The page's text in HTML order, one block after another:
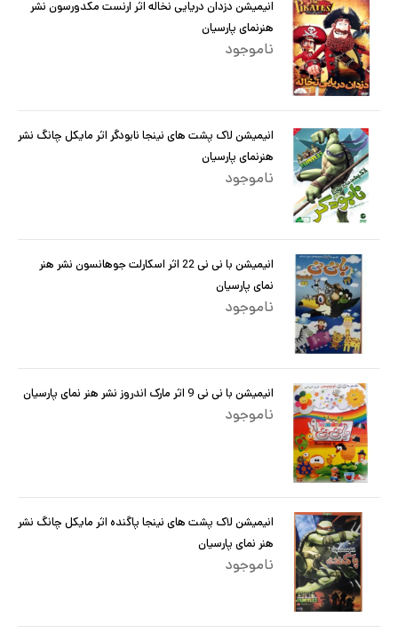
انیمیشن دزدان دریایی نخاله اثر ارنست مکدورسون نشر
هنرنمای پارسیان
ناموجود
انیمیشن لاک پشت های نینجا نابودگر اثر مایکل چانگ نشر
هنرنمای پارسیان
ناموجود
انیمیشن با نی نی 22 اثر اسکارلت جوهانسون نشر هنر
نمای پارسیان
ناموجود
انیمیشن با نی نی 9 اثر مارک اندروز نشر هنر نمای پارسیان
ناموجود
انیمیشن لاک پشت های نینجا پاگنده اثر مایکل چانگ نشر
هنر نمای پارسیان
ناموجود